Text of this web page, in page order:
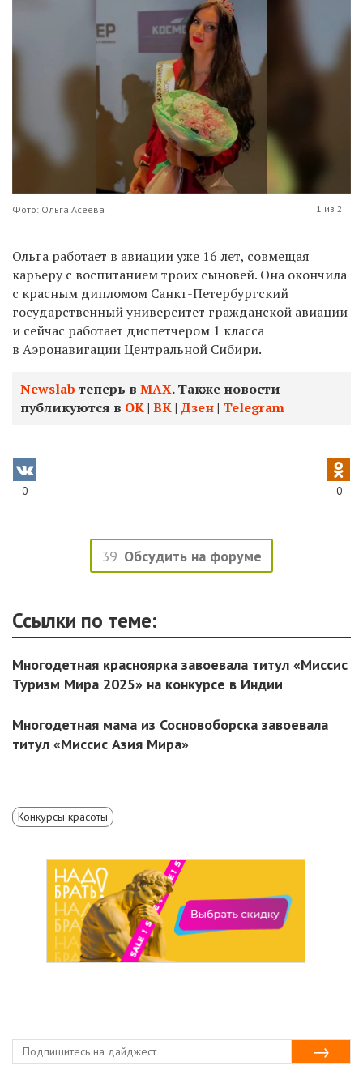
Фото: Ольга Асеева 1 из 2
Ольга работает в авиации уже 16 лет, совмещая
карьеру с воспитанием троих сыновей. Она окончила
с красным дипломом Санкт-Петербургский
государственный университет гражданской авиации
и сейчас работает диспетчером 1 класса
в Аэронавигации Центральной Сибири.
Newslab теперь в МАХ. Также новости
публикуются в ОК| ВК| Дзен| Telegram
0 0
39 Обсудить на форуме
Ссылки по теме:
Многодетная красноярка завоевала титул «Миссис
Туризм Мира 2025» на конкурсе в Индии
Многодетная мама из Сосновоборска завоевала
титул «Миссис Азия Мира»
Конкурсы красоты